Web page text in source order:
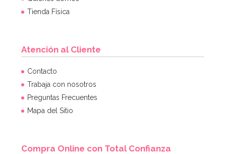
Molde Dora la Exploradora
AÑADIR
Tienda Física
Atención al Cliente
Contacto
Trabaja con nosotros
Preguntas Frecuentes
Mapa del Sitio
Compra Online con Total Confianza